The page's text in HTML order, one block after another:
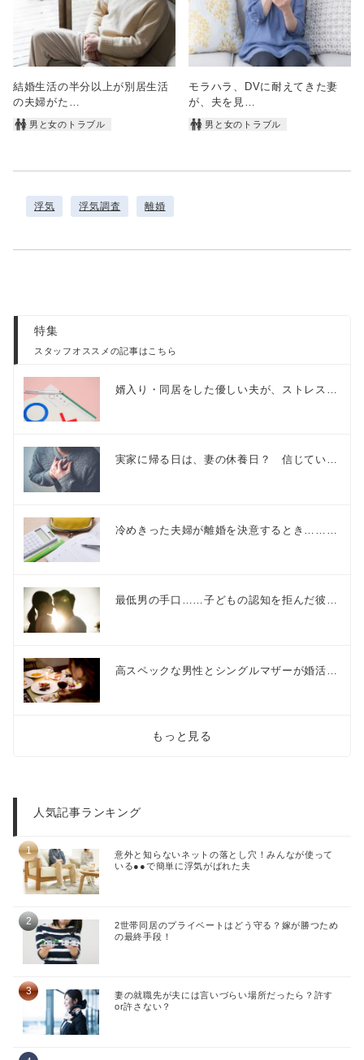
結婚生活の半分以上が別居生活
の夫婦がた…
男と女のトラブル
モラハラ、DVに耐えてきた妻
が、夫を見…
男と女のトラブル
浮気 浮気調査 離婚
特集
スタッフオススメの記事はこちら
婿入り・同居をした優しい夫が、ストレス…
実家に帰る日は、妻の休養日？ 信じてい…
冷めきった夫婦が離婚を決意するとき………
最低男の手口……子どもの認知を拒んだ彼…
高スペックな男性とシングルマザーが婚活…
もっと見る
人気記事ランキング
意外と知らないネットの落とし穴！みんなが使って
いる●●で簡単に浮気がばれた夫
2世帯同居のプライベートはどう守る？嫁が勝つため
の最終手段！
妻の就職先が夫には言いづらい場所だったら？許す
or許さない？